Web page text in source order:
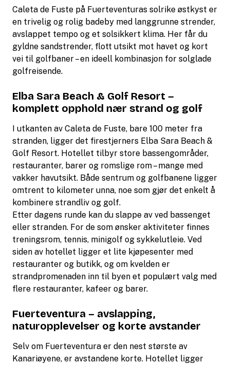
Caleta de Fuste på Fuerteventuras solrike østkyst er
en trivelig og rolig badeby med langgrunne strender,
avslappet tempo og et solsikkert klima. Her får du
gyldne sandstrender, flott utsikt mot havet og kort
vei til golfbaner – en ideell kombinasjon for solglade
golfreisende.
Elba Sara Beach & Golf Resort –
komplett opphold nær strand og golf
I utkanten av Caleta de Fuste, bare 100 meter fra
stranden, ligger det firestjerners Elba Sara Beach &
Golf Resort. Hotellet tilbyr store bassengområder,
restauranter, barer og romslige rom – mange med
vakker havutsikt. Både sentrum og golfbanene ligger
omtrent to kilometer unna, noe som gjør det enkelt å
kombinere strandliv og golf.
Etter dagens runde kan du slappe av ved bassenget
eller stranden. For de som ønsker aktiviteter finnes
treningsrom, tennis, minigolf og sykkelutleie. Ved
siden av hotellet ligger et lite kjøpesenter med
restauranter og butikk, og om kvelden er
strandpromenaden inn til byen et populært valg med
flere restauranter, kafeer og barer.
Fuerteventura – avslapping,
naturopplevelser og korte avstander
Selv om Fuerteventura er den nest største av
Kanariøyene, er avstandene korte. Hotellet ligger